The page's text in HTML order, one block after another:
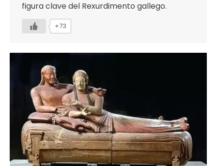
figura clave del Rexurdimento gallego.
+73